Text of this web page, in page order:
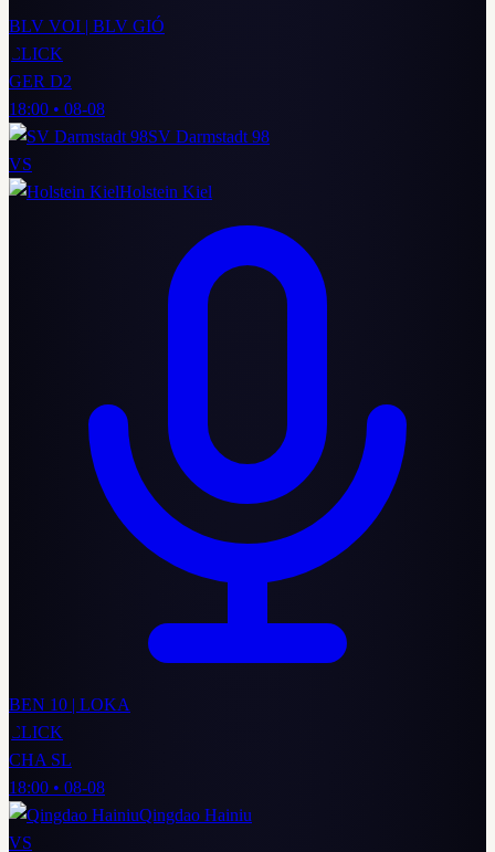
BLV VOI | BLV GIÓ
CLICK
GER D2
18:00 • 08-08
SV Darmstadt 98
VS
Holstein Kiel
BEN 10 | LOKA
CLICK
CHA SL
18:00 • 08-08
Qingdao Hainiu
VS